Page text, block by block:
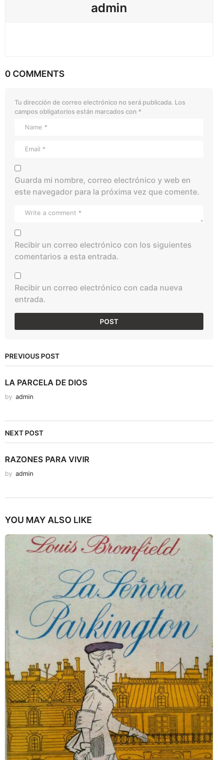
admin
0 COMMENTS
Tu dirección de correo electrónico no será publicada. Los
campos obligatorios están marcados con *
Guarda mi nombre, correo electrónico y web en
este navegador para la próxima vez que comente.
Recibir un correo electrónico con los siguientes
comentarios a esta entrada.
Recibir un correo electrónico con cada nueva
entrada.
PREVIOUS POST
LA PARCELA DE DIOS
by admin
NEXT POST
RAZONES PARA VIVIR
by admin
YOU MAY ALSO LIKE